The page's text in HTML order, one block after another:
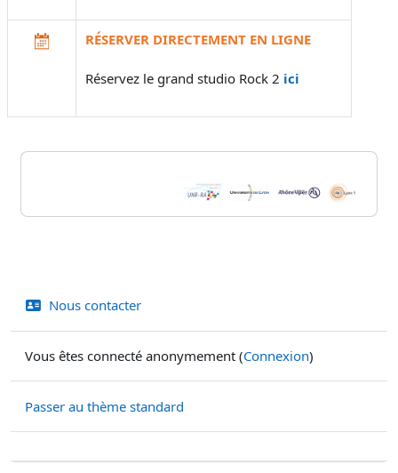
RÉSERVER DIRECTEMENT EN LIGNE
Réservez le grand studio Rock 2 ici
Blocs
Nous contacter
Vous êtes connecté anonymement (Connexion)
Passer au thème standard